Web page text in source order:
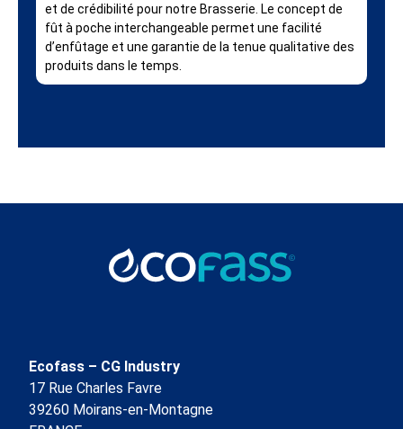
et de crédibilité pour notre Brasserie. Le concept de
fût à poche interchangeable permet une facilité
d’enfûtage et une garantie de la tenue qualitative des
produits dans le temps.
Ecofass – CG Industry
17 Rue Charles Favre
39260 Moirans-en-Montagne